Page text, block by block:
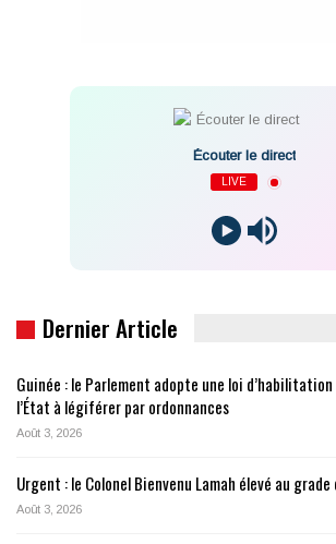
Écouter le direct
LIVE
Dernier Article
Guinée : le Parlement adopte une loi
l’État à légiférer par ordonnances
Août 3, 2026
Urgent : le Colonel Bienvenu Lamah élevé au
Août 3, 2026